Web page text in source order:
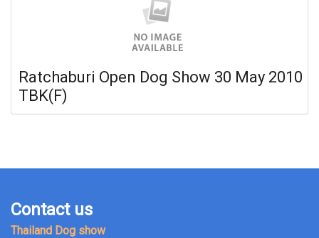
Ratchaburi Open Dog Show 30 May 2010
TBK(F)
Contact us
Thailand Dog show